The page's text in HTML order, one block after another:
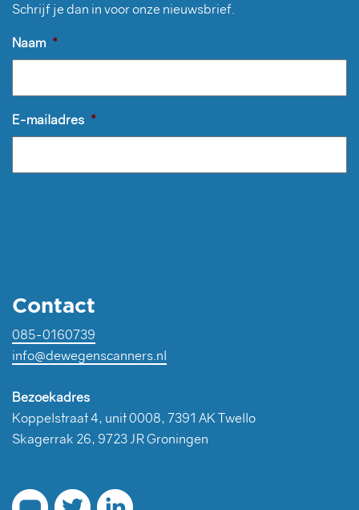
Schrijf je dan in voor onze nieuwsbrief.
Naam *
E-mailadres *
Contact
085-0160739
info@dewegenscanners.nl
Bezoekadres
Koppelstraat 4, unit 0008, 7391 AK Twello
Skagerrak 26, 9723 JR Groningen